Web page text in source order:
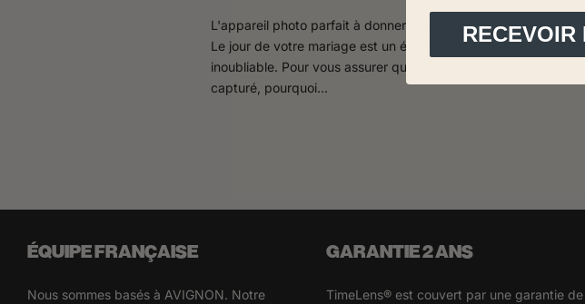
L'appareil photo parfait à donner à vos invités de mariage
Le jour de votre mariage est un événement unique et
inoubliable. Pour vous assurer que chaque instant soit
capturé, pourquoi...
ÉQUIPE FRANÇAISE
Nous sommes basés à AVIGNON. Notre
GARANTIE 2 ANS
TimeLens® est couvert par une garantie
RECEVOIR